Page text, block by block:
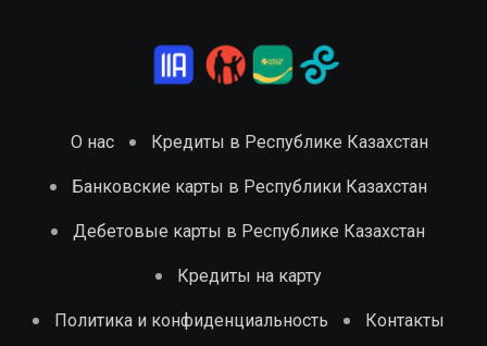
О нас Кредиты в Республике Казахстан
Банковские карты в Республики Казахстан
Дебетовые карты в Республике Казахстан
Кредиты на карту
Политика и конфиденциальность Контакты